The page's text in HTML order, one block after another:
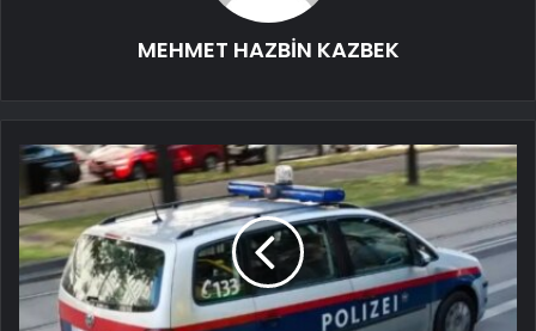
MEHMET HAZBİN KAZBEK